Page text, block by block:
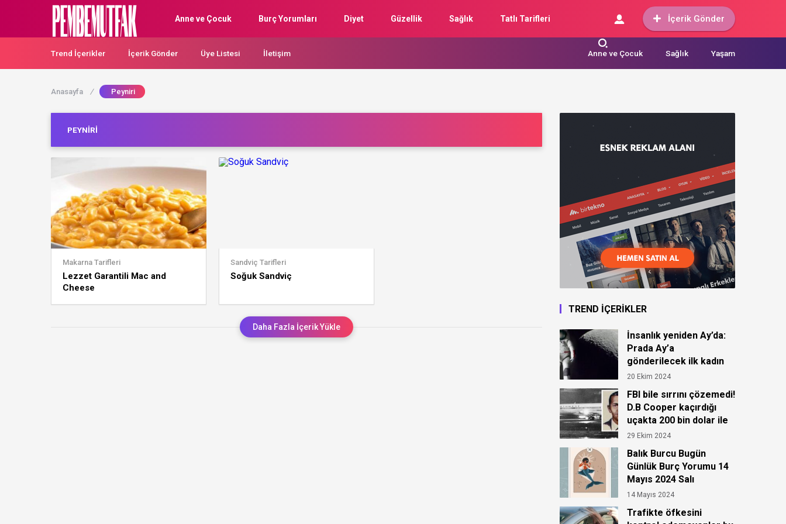
Anne ve Çocuk Burç Yorumları Diyet Güzellik Sağlık Tatlı Tarifleri İçerik Gönder
Trend İçerikler İçerik Gönder Üye Listesi İletişim Anne ve Çocuk Sağlık Yaşam
Anasayfa / Peyniri
PEYNIRI
Makarna Tarifleri
Lezzet Garantili Mac and
Cheese
Sandviç Tarifleri
Soğuk Sandviç
Daha Fazla İçerik Yükle
TREND İÇERİKLER
İnsanlık yeniden Ay’da:
Prada Ay’a
gönderilecek ilk kadın
astronot için kıyafet
20 Ekim 2024
FBI bile sırrını çözemedi!
D.B Cooper kaçırdığı
uçakta 200 bin dolar ile
ortadan kayboldu!
29 Ekim 2024
Balık Burcu Bugün
Günlük Burç Yorumu 14
Mayıs 2024 Salı
14 Mayıs 2024
Trafikte öfkesini